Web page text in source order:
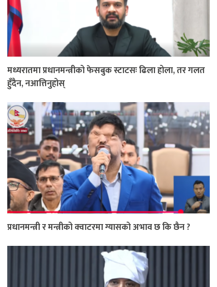
मध्यरातमा प्रधानमन्त्रीको फेसबुक स्टाटसः ढिला होला, तर गलत
हुँदैन, नआत्तिनुहोस्
प्रधानमन्त्री र मन्त्रीको क्वाटरमा ग्यासको अभाव छ कि छैन ?